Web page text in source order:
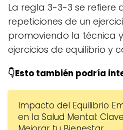
La regla 3-3-3 se refiere
repeticiones de un
promoviendo la técnica
ejercicios de equilibrio y
👇Esto también podría
Impacto del Equilibrio
en la Salud Mental: